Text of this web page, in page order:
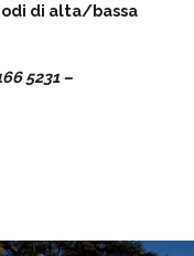
di alta/bassa
5231 –